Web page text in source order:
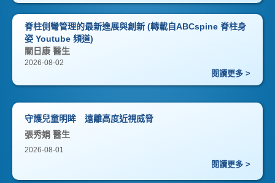
脊柱側彎管理的最新進展與創新 (轉載自ABCspine 脊柱身
姿 Youtube 頻道)
關日康 醫生
2026-08-02
閱讀更多 >
守護兒童明眸 遠離高度近視威脅
張秀娟 醫生
2026-08-01
閱讀更多 >